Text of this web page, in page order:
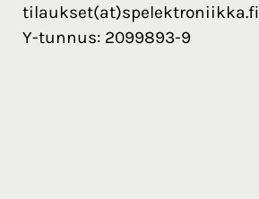
tilaukset(at)spelektroniikka.fi
Y-tunnus: 2099893-9